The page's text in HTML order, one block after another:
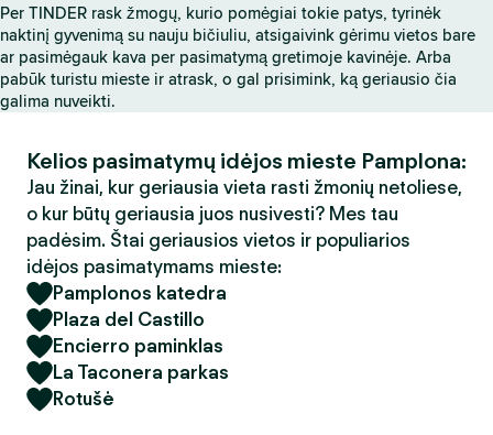
n
i
s
Per TINDER rask žmogų, kurio pomėgiai tokie patys, tyrinėk
naktinį gyvenimą su nauju bičiuliu, atsigaivink gėrimu vietos bare
ar pasimėgauk kava per pasimatymą gretimoje kavinėje. Arba
pabūk turistu mieste ir atrask, o gal prisimink, ką geriausio čia
galima nuveikti.
Kelios pasimatymų idėjos mieste Pamplona:
Jau žinai, kur geriausia vieta rasti žmonių netoliese,
o kur būtų geriausia juos nusivesti? Mes tau
padėsim. Štai geriausios vietos ir populiarios
idėjos pasimatymams mieste:
Pamplonos katedra
Plaza del Castillo
Encierro paminklas
La Taconera parkas
Rotušė